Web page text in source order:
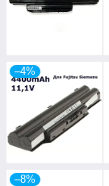
–4%
–8%